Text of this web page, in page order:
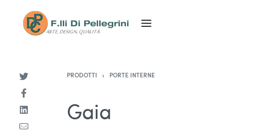
PRODOTTI › PORTE INTERNE
Gaia